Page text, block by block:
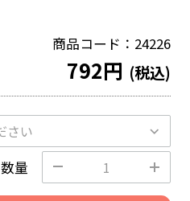
商品コード：24226
792円 (税込)
数量